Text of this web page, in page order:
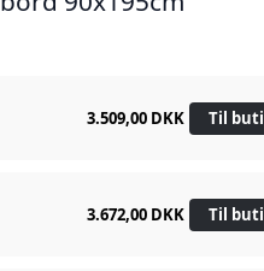
3.509,00 DKK Til
3.672,00 DKK Til